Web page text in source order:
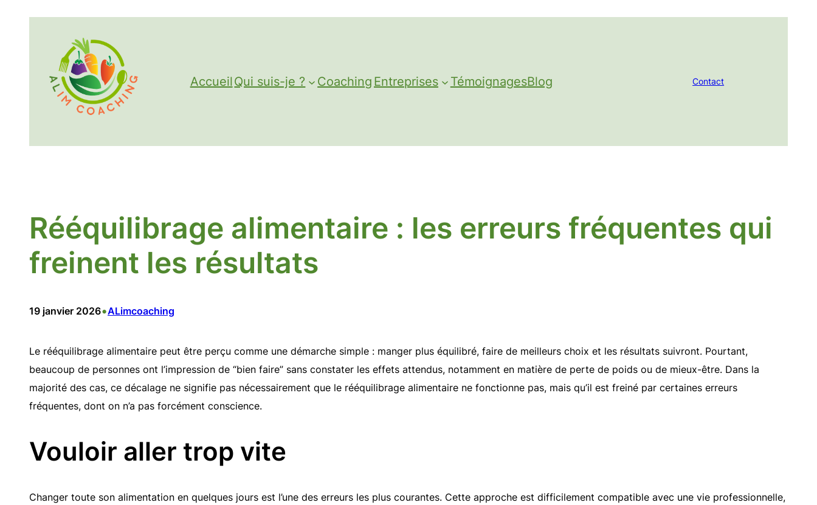
Aller
AccueilQui suis-je ? Coaching Entreprises TémoignagesBlog Contact
Rééquilibrage alimentaire : les erreurs fréquentes qui
freinent les résultats
19 janvier 2026•ALimcoaching
Le rééquilibrage alimentaire peut être perçu comme une démarche simple : manger plus équilibré, faire de meilleurs choix et les résultats suivront. Pourtant,
beaucoup de personnes ont l’impression de “bien faire” sans constater les effets attendus, notamment en matière de perte de poids ou de mieux-être. Dans la
majorité des cas, ce décalage ne signifie pas nécessairement que le rééquilibrage alimentaire ne fonctionne pas, mais qu’il est freiné par certaines erreurs
fréquentes, dont on n’a pas forcément conscience.
Vouloir aller trop vite
Changer toute son alimentation en quelques jours est l’une des erreurs les plus courantes. Cette approche est difficilement compatible avec une vie professionnelle,